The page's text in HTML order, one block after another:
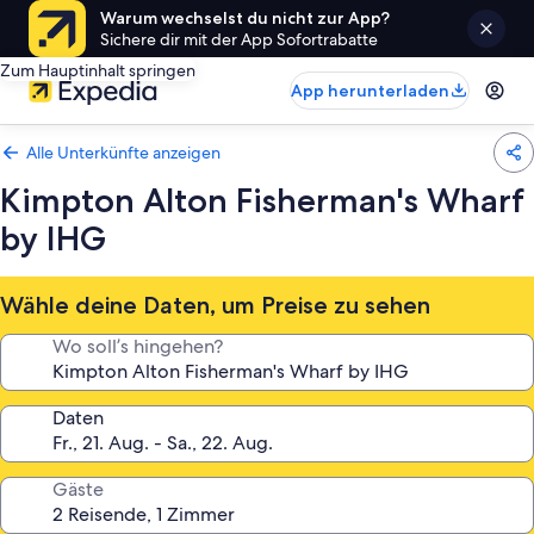
Warum wechselst du nicht zur App?
Sichere dir mit der App Sofortrabatte
Zum Hauptinhalt springen
App herunterladen
Alle Unterkünfte anzeigen
Kimpton Alton Fisherman's Wharf
by IHG
Wähle deine Daten, um Preise zu sehen
Wo soll’s hingehen?
Daten
Gäste